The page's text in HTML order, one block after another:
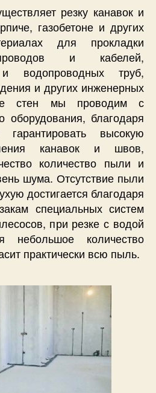
резку канавок и
газобетоне и других
для прокладки
и кабелей,
и водопроводных труб,
и других инженерных
стен мы проводим с
оборудования, благодаря
высокую
канавок и швов,
количество пыли и
шума. Отсутствие пыли
достигается благодаря
специальных систем
при резке с водой
небольшое количество
практически всю пыль.